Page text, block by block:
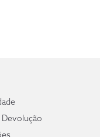
Devolução